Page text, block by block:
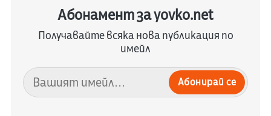
Абонамент за yovko.net
Получавайте всяка нова публикация по
имейл
Абонирай се